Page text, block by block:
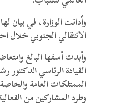
وأدانت الوزارة، في بيان
الانتقالي الجنوبي خلال
وأبدت أسفها البالغ
القيادة الرئاسي
الممتلكات العامة
وطرد المشاركين من